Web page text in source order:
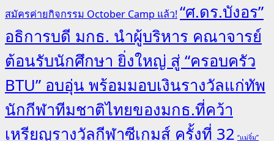
สมัครค่ายกิจกรรม October Camp แล้ว!“ศ.ดร.บังอร”
อธิการบดี มกธ. นำผู้บริหาร คณาจารย์
ต้อนรับนักศึกษา ยิ่งใหญ่ สู่ “ครอบครัว
BTU” อบอุ่น พร้อมมอบเงินรางวัลแก่ทัพ
นักกีฬาทีมชาติไทยของมกธ.ที่คว้า
เหรียญรางวัลกีฬาซีเกมส์ ครั้งที่ 32 “แม่จิ๋ม”